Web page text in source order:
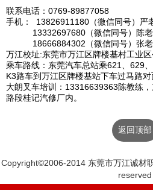
联系电话：0769-89877058
手机： 13826911180（微信同号）严
13332697680（微信同号）陈
18666884302（微信同号）张
万江校址:东莞市万江区牌楼基村工业
乘车路线：东莞汽车总站乘621、629
K3路车到万江区牌楼基站下车过马路对
大朗叉车培训：13316639363陈教练
路段桂记汽修厂内。
返回顶部
Copyright©2006-2014 东莞市万江诚材
reserved